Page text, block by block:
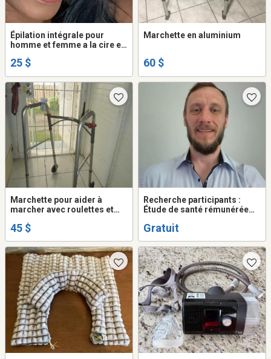
Épilation intégrale pour
homme et femme a la cire et
25 $
Marchette en aluminium
60 $
Marchette pour aider à
marcher avec roulettes et
45 $
Recherche participants :
Étude de santé rémunérée
Gratuit